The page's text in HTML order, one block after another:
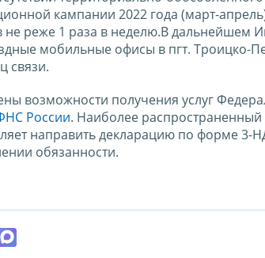
кампании 2022 года (март-
реже 1 раза в неделю.В дальнейшем
мобильные офисы в пгт. Троицко-
связи.
возможности получения услуг
России. Наиболее
направить декларацию по форме 3-
обязанности.